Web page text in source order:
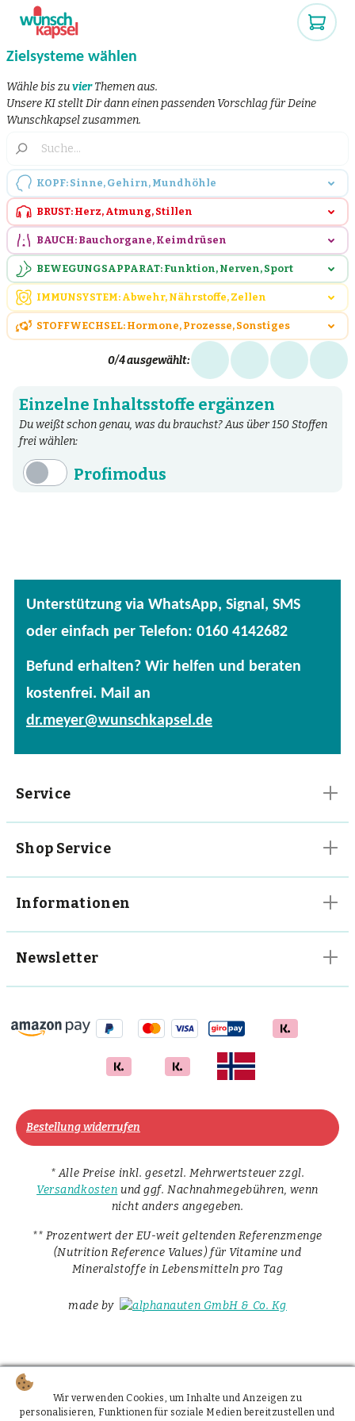
Zielsysteme wählen
Wähle bis zuvierThemen aus.
Unsere KI stellt Dir dann einen passenden Vorschlag für Deine
Wunschkapsel zusammen.
KOPF: Sinne, Gehirn, Mundhöhle
BRUST: Herz, Atmung, Stillen
BAUCH: Bauchorgane, Keimdrüsen
BEWEGUNGSAPPARAT: Funktion, Nerven, Sport
IMMUNSYSTEM: Abwehr, Nährstoffe, Zellen
STOFFWECHSEL: Hormone, Prozesse, Sonstiges
0/4 ausgewählt:
Einzelne Inhaltsstoffe ergänzen
Du weißt schon genau, was du brauchst? Aus über 150 Stoffen
frei wählen:
Profimodus
Fertige Mischungen
Kräuter
Vitalpilze
Vitamine
Unterstützung via WhatsApp, Signal, SMS
oder einfach per Telefon: 0160 4142682
Befund erhalten? Wir helfen und beraten
kostenfrei. Mail an
dr.meyer@wunschkapsel.de
Service
Shop Service
Informationen
Newsletter
Bestellung widerrufen
* Alle Preise inkl. gesetzl. Mehrwertsteuer zzgl.
Versandkosten und ggf. Nachnahmegebühren, wenn
nicht anders angegeben.
** Prozentwert der EU-weit geltenden Referenzmenge
(Nutrition Reference Values) für Vitamine und
Mineralstoffe in Lebensmitteln pro Tag
made by
Wir verwenden Cookies, um Inhalte und Anzeigen zu
personalisieren, Funktionen für soziale Medien bereitzustellen und